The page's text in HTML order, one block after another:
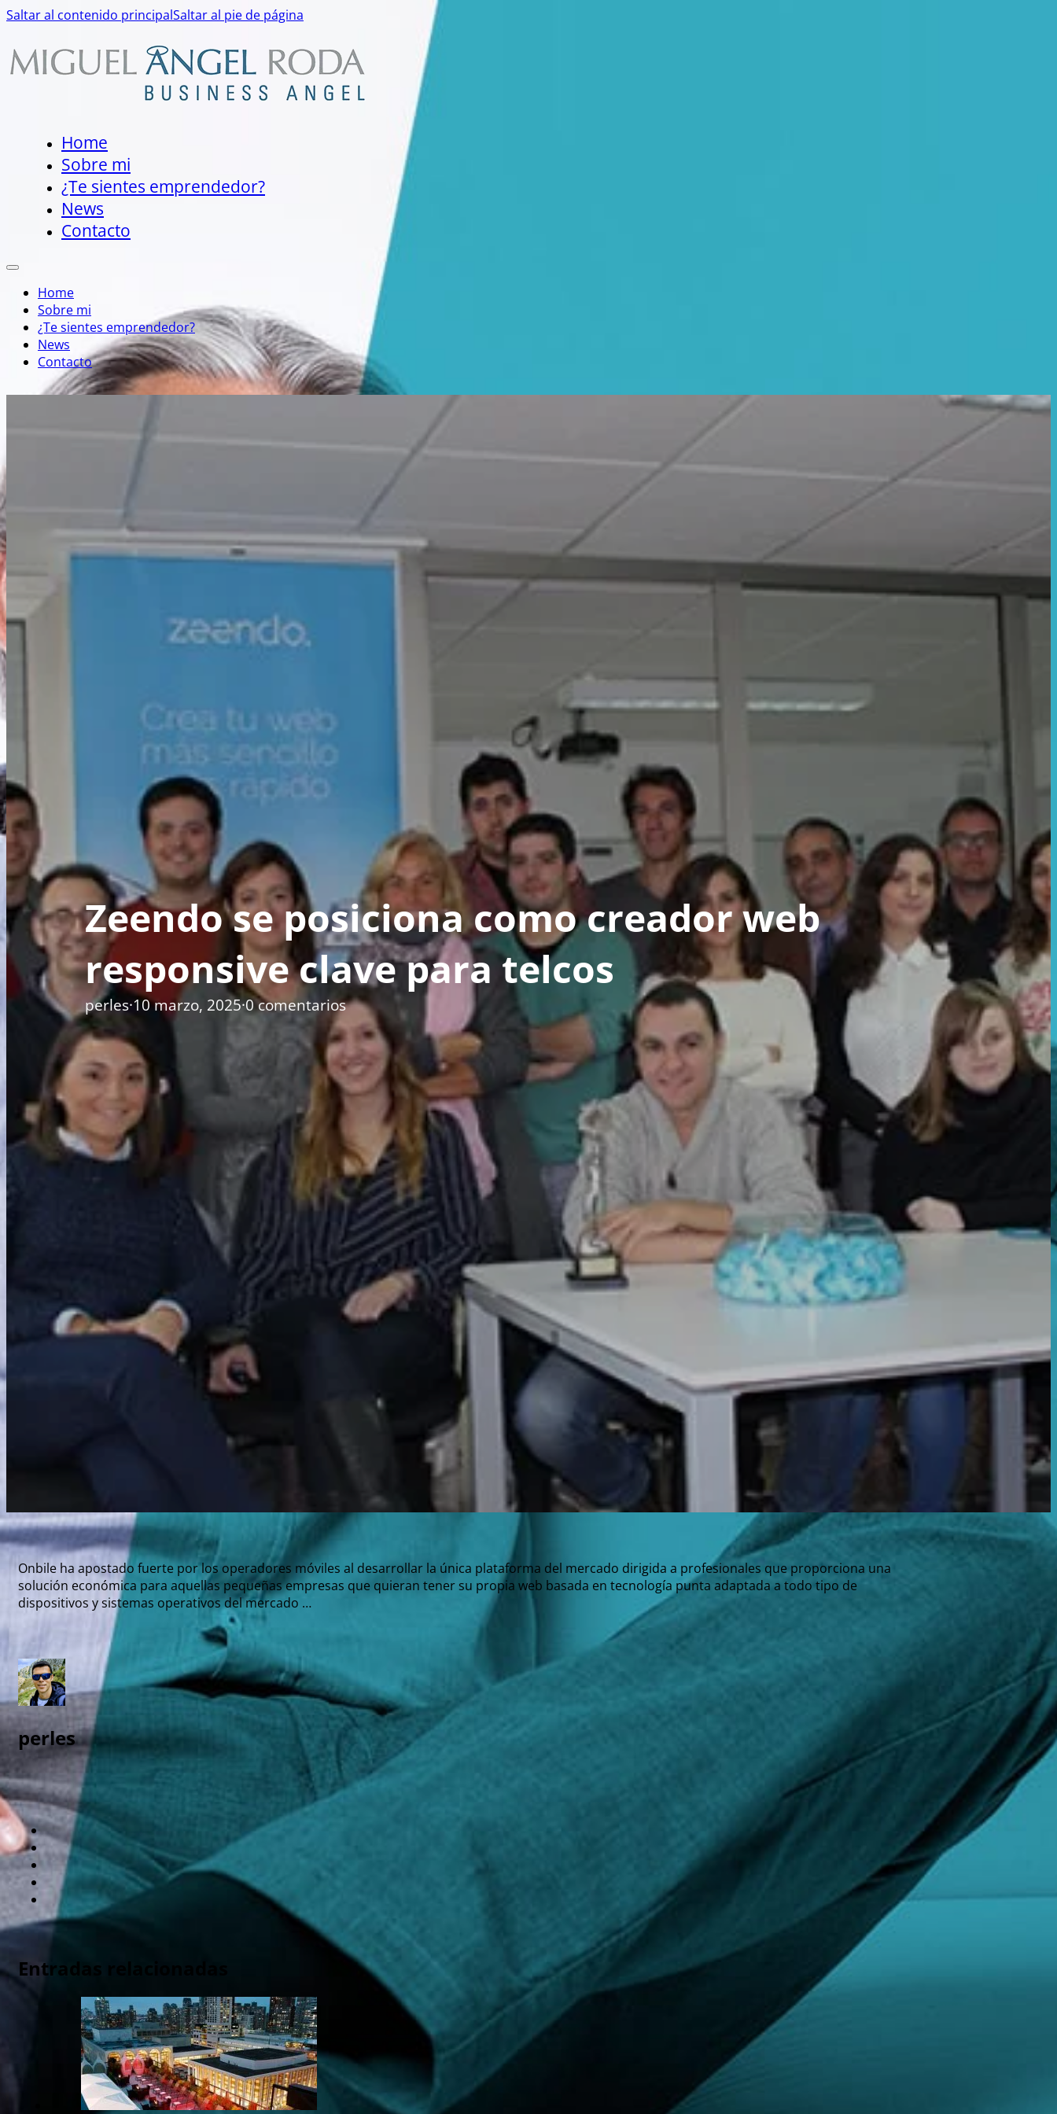
Saltar al contenido principalSaltar al pie de página
Home
Sobre mi
¿Te sientes emprendedor?
News
Contacto
Home
Sobre mi
¿Te sientes emprendedor?
News
Contacto
Zeendo se posiciona como creador web
responsive clave para telcos
perles·10 marzo, 2025·0 comentarios
Onbile ha apostado fuerte por los operadores móviles al desarrollar la única plataforma del mercado dirigida a profesionales que proporciona una
solución económica para aquellas pequeñas empresas que quieran tener su propia web basada en tecnología punta adaptada a todo tipo de
dispositivos y sistemas operativos del mercado …
perles
Entradas relacionadas